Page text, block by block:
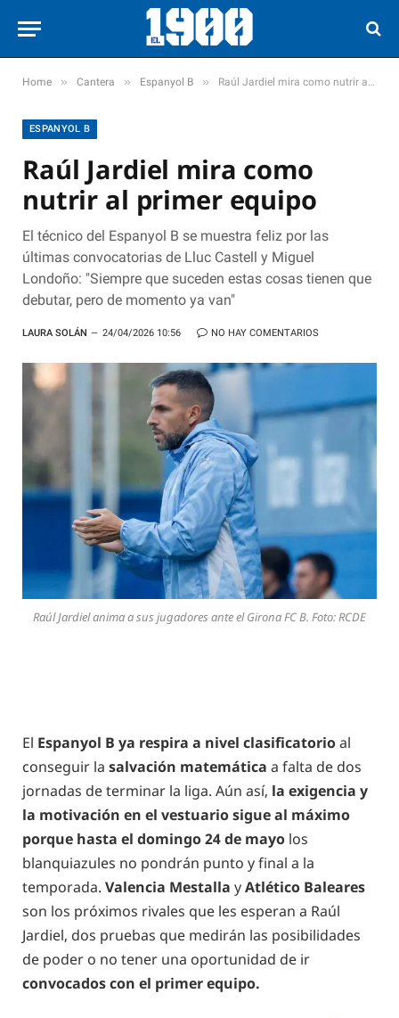
Home » Cantera » Espanyol B » Raúl Jardiel mira como nutrir al primer equipo
ESPANYOL B
Raúl Jardiel mira como
nutrir al primer equipo
El técnico del Espanyol B se muestra feliz por las
últimas convocatorias de Lluc Castell y Miguel
Londoño: "Siempre que suceden estas cosas tienen que
debutar, pero de momento ya van"
LAURA SOLÁN 24/04/2026 10:56 NO HAY COMENTARIOS
Raúl Jardiel anima a sus jugadores ante el Girona FC B. Foto: RCDE
El Espanyol B ya respira a nivel clasificatorioal
conseguir la salvación matemática a falta de dos
jornadas de terminar la liga. Aún así, la exigencia y
la motivación en el vestuario sigue al máximo
porque hasta el domingo 24 de mayo los
blanquiazules no pondrán punto y final a la
temporada. Valencia Mestalla yAtlético Baleares
son los próximos rivales que les esperan a Raúl
Jardiel, dos pruebas que medirán las posibilidades
de poder o no tener una oportunidad de ir
convocados con el primer equipo.